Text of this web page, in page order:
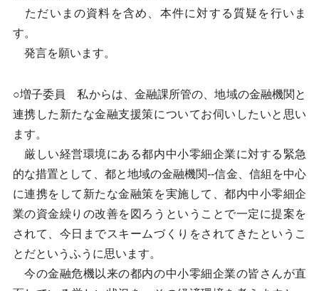
ただいまの資料を含め、本件に対する質疑を行いま
す。
発言を願います。
○増子委員 私からは、金融課所管の、地域の金融機関と
連携した新たな金融支援策についてお伺いしたいと思い
ます。
厳しい経営環境にある都内中小零細企業に対する緊急
的な措置として、都と地域の金融機関--信金、信組を中心
に連携をして新たな金融策を実施して、都内中小零細企
業の資金繰りの改善を図ろうということで一定に提案を
されて、今日までスキームづくりをされてきたというこ
とだというふうに思います。
今の金融危機以来の都内の中小零細企業の皆さんが直